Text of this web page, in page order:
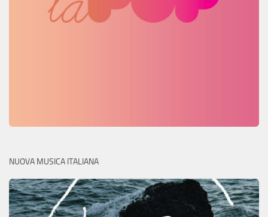
NUOVA MUSICA ITALIANA